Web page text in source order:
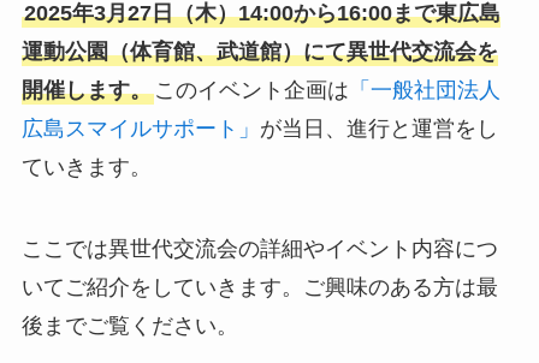
2025年3月27日（木）14:00から16:00まで東広島
運動公園（体育館、武道館）にて異世代交流会を
開催します。このイベント企画は 「一般社団法人
広島スマイルサポート」 が当日、進行と運営をし
ていきます。
ここでは異世代交流会の詳細やイベント内容につ
いてご紹介をしていきます。ご興味のある方は最
後までご覧ください。